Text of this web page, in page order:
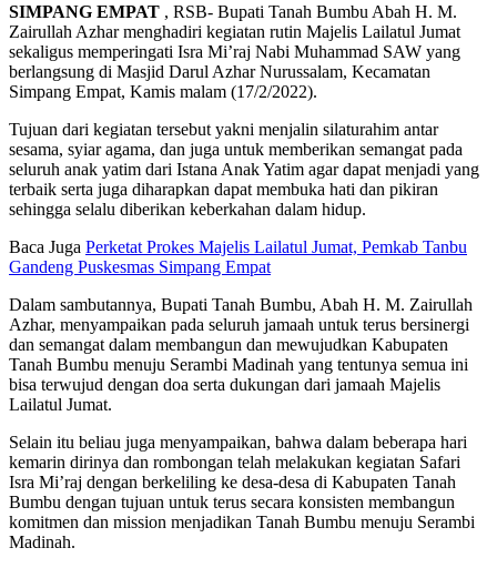
SIMPANG EMPAT , RSB- Bupati Tanah Bumbu Abah H. M.
Zairullah Azhar menghadiri kegiatan rutin Majelis Lailatul Jumat
sekaligus memperingati Isra Mi’raj Nabi Muhammad SAW yang
berlangsung di Masjid Darul Azhar Nurussalam, Kecamatan
Simpang Empat, Kamis malam (17/2/2022).
Tujuan dari kegiatan tersebut yakni menjalin silaturahim antar
sesama, syiar agama, dan juga untuk memberikan semangat pada
seluruh anak yatim dari Istana Anak Yatim agar dapat menjadi yang
terbaik serta juga diharapkan dapat membuka hati dan pikiran
sehingga selalu diberikan keberkahan dalam hidup.
Baca Juga Perketat Prokes Majelis Lailatul Jumat, Pemkab Tanbu
Gandeng Puskesmas Simpang Empat
Dalam sambutannya, Bupati Tanah Bumbu, Abah H. M. Zairullah
Azhar, menyampaikan pada seluruh jamaah untuk terus bersinergi
dan semangat dalam membangun dan mewujudkan Kabupaten
Tanah Bumbu menuju Serambi Madinah yang tentunya semua ini
bisa terwujud dengan doa serta dukungan dari jamaah Majelis
Lailatul Jumat.
Selain itu beliau juga menyampaikan, bahwa dalam beberapa hari
kemarin dirinya dan rombongan telah melakukan kegiatan Safari
Isra Mi’raj dengan berkeliling ke desa-desa di Kabupaten Tanah
Bumbu dengan tujuan untuk terus secara konsisten membangun
komitmen dan mission menjadikan Tanah Bumbu menuju Serambi
Madinah.